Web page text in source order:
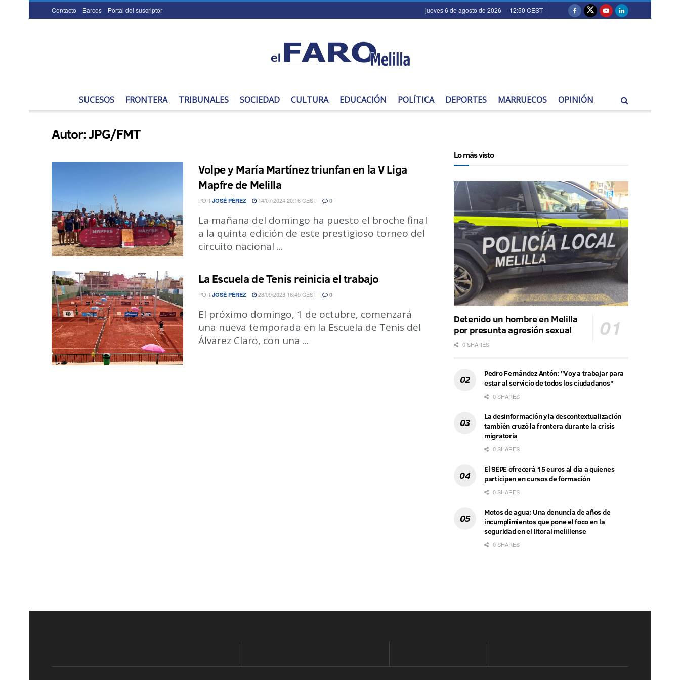
Contacto Barcos Portal del suscriptor jueves 6 de agosto de 2026 - 12:50 CEST
SUCESOS FRONTERA TRIBUNALES SOCIEDAD CULTURA EDUCACIÓN POLÍTICA DEPORTES MARRUECOS OPINIÓN
Autor:JPG/FMT
Volpe y María Martínez triunfan en la V Liga
Mapfre de Melilla
POR JOSÉ PÉREZ 14/07/2024 20:16 CEST 0
La mañana del domingo ha puesto el broche final
a la quinta edición de este prestigioso torneo del
circuito nacional ...
La Escuela de Tenis reinicia el trabajo
POR JOSÉ PÉREZ 28/09/2023 16:45 CEST 0
El próximo domingo, 1 de octubre, comenzará
una nueva temporada en la Escuela de Tenis del
Álvarez Claro, con una ...
Lo más visto
Detenido un hombre en Melilla
por presunta agresión sexual
0 SHARES
Pedro Fernández Antón: "Voy a trabajar para
estar al servicio de todos los ciudadanos"
0 SHARES
La desinformación y la descontextualización
también cruzó la frontera durante la crisis
migratoria
0 SHARES
El SEPE ofrecerá 15 euros al día a quienes
participen en cursos de formación
0 SHARES
Motos de agua: Una denuncia de años de
incumplimientos que pone el foco en la
seguridad en el litoral melillense
0 SHARES